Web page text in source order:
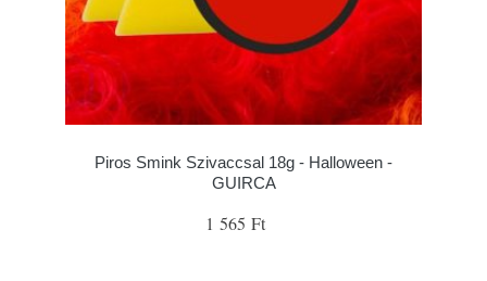
Piros Smink Szivaccsal 18g - Halloween -
GUIRCA
1 565 Ft